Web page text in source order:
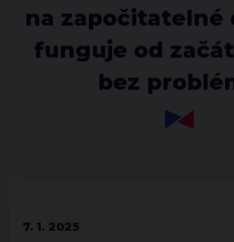
na započitatelné
funguje od
bez
7. 1. 2025